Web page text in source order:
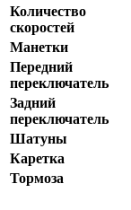
Количество
скоростей
Манетки
Передний
переключатель
Задний
переключатель
Шатуны
Каретка
Тормоза